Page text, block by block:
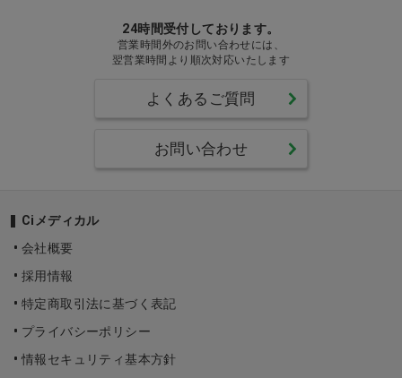
24時間受付しております。
営業時間外のお問い合わせには、
翌営業時間より順次対応いたします
よくあるご質問
お問い合わせ
Ciメディカル
会社概要
採用情報
特定商取引法に基づく表記
プライバシーポリシー
情報セキュリティ基本方針